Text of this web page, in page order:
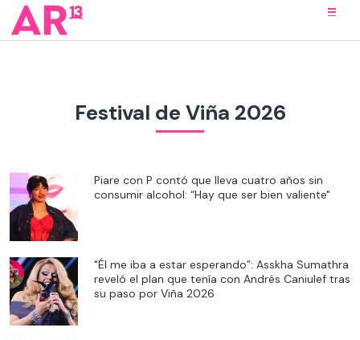
Festival de Viña 2026
Piare con P contó que lleva cuatro años sin
consumir alcohol: “Hay que ser bien valiente"
"Él me iba a estar esperando”: Asskha Sumathra
reveló el plan que tenía con Andrés Caniulef tras
su paso por Viña 2026